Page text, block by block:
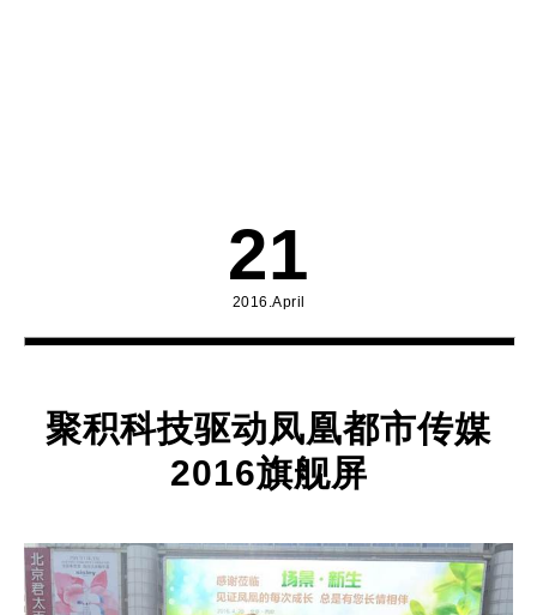
21
2016.April
聚积科技驱动凤凰都市传媒
2016旗舰屏